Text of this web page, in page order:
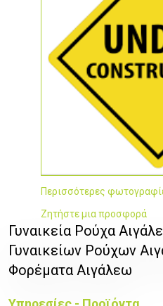
Περισσότερες
Ζητήστε μια προσφορά
Γυναικεία Ρούχα
Γυναικείων Ρούχων
Φορέματα Αιγάλεω